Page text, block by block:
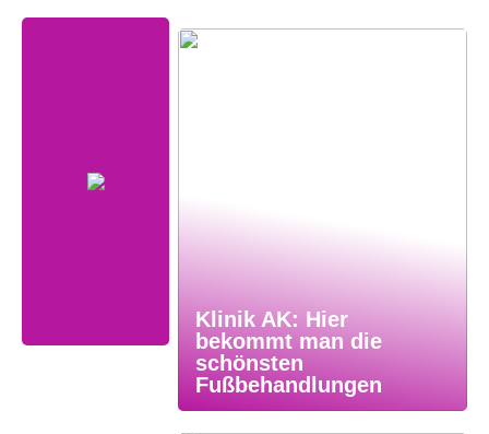
Klinik AK: Hier
bekommt man die
schönsten
Fußbehandlungen